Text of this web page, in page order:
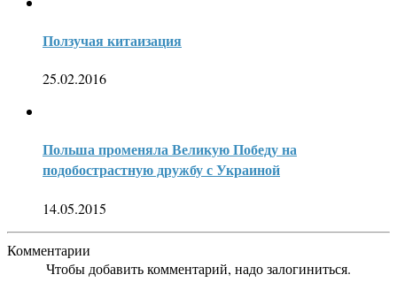
Ползучая китаизация
25.02.2016
Польша променяла Великую Победу на
подобострастную дружбу с Украиной
14.05.2015
Комментарии
Чтобы добавить комментарий, надо залогиниться.